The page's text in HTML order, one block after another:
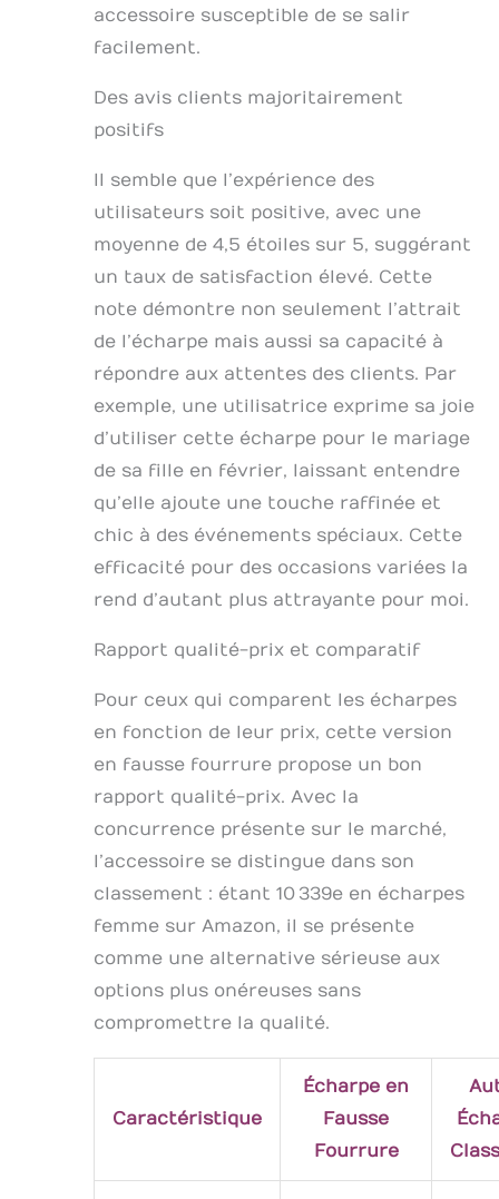
diverses occasions.
aux amis et aux
l'option cadeau
parfaite pour l'hiver.
accessoire susceptible de se salir
facilement.
Des avis clients majoritairement
positifs
Il semble que l’expérience des
utilisateurs soit positive, avec une
moyenne de 4,5 étoiles sur 5, suggérant
un taux de satisfaction élevé. Cette
note démontre non seulement l’attrait
de l’écharpe mais aussi sa capacité à
répondre aux attentes des clients. Par
exemple, une utilisatrice exprime sa joie
d’utiliser cette écharpe pour le mariage
de sa fille en février, laissant entendre
qu’elle ajoute une touche raffinée et
chic à des événements spéciaux. Cette
efficacité pour des occasions variées la
rend d’autant plus attrayante pour moi.
Rapport qualité-prix et comparatif
Pour ceux qui comparent les écharpes
en fonction de leur prix, cette version
en fausse fourrure propose un bon
rapport qualité-prix. Avec la
concurrence présente sur le marché,
l’accessoire se distingue dans son
classement : étant 10 339e en écharpes
femme sur Amazon, il se présente
comme une alternative sérieuse aux
options plus onéreuses sans
compromettre la qualité.
Caractéristique
Écharpe en
Fausse
Fourrure